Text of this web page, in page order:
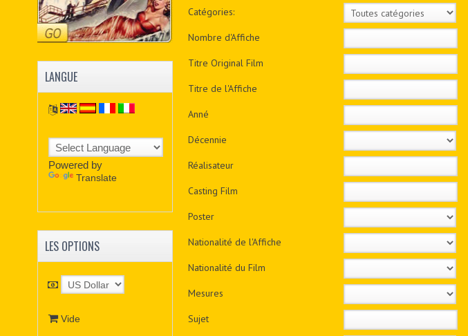
Catégories:
Nombre d'Affiche
Titre Original Film
Titre de l'Affiche
Anné
Décennie
Réalisateur
Casting Film
Poster
Nationalité de l'Affiche
Nationalité du Film
Mesures
Sujet
LANGUE
Powered by
Translate
LES OPTIONS
Vide